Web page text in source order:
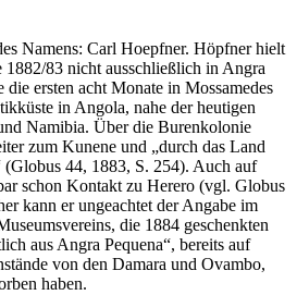
Namens: Carl Hoepfner. Höpfner hielt
1882/83 nicht ausschließlich in Angra
die ersten acht Monate in Mossamedes
in Angola, nahe der heutigen
Namibia. Über die Burenkolonie
zum Kunene und „durch das Land
(Globus 44, 1883, S. 254). Auch auf
schon Kontakt zu Herero (vgl. Globus
kann er ungeachtet der Angabe im
die 1884 geschenkten
aus Angra Pequena“, bereits auf
von den Damara und Ovambo,
haben.